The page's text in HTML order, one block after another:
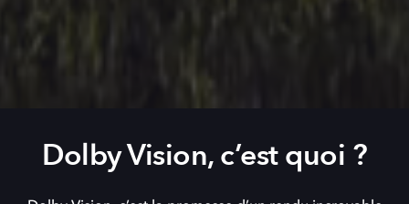
Dolby Vision, c’est quoi ?